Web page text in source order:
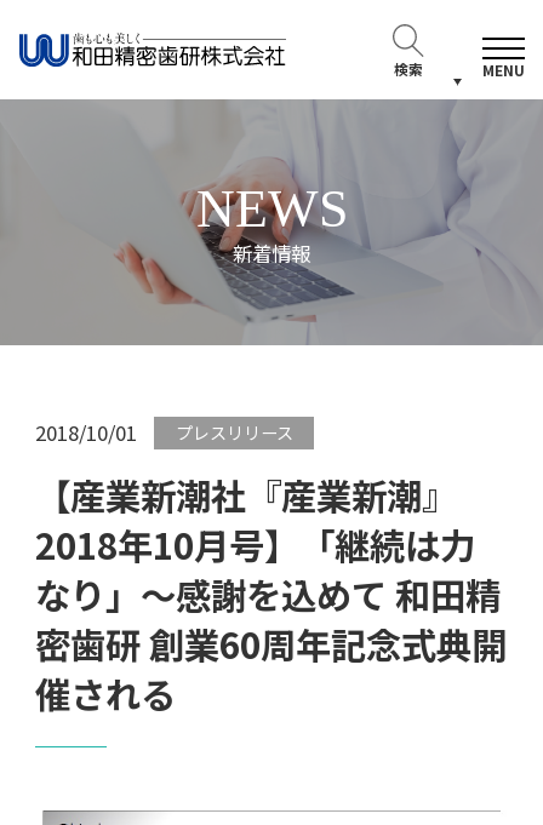
検索 MENU
NEWS
新着情報
2018/10/01 プレスリリース
【産業新潮社『産業新潮』
2018年10月号】「継続は力
なり」～感謝を込めて 和田精
密歯研 創業60周年記念式典開
催される